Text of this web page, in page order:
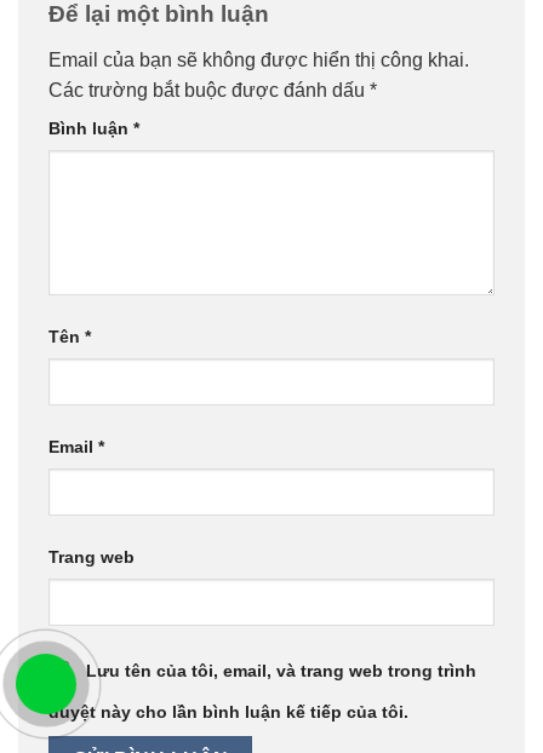
Để lại một bình luận
Email của bạn sẽ không được hiển thị công khai.
Các trường bắt buộc được đánh dấu *
Bình luận *
Tên *
Email *
Trang web
Lưu tên của tôi, email, và trang web trong trình
duyệt này cho lần bình luận kế tiếp của tôi.